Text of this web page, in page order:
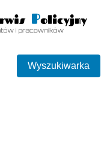
Wyszukiwarka